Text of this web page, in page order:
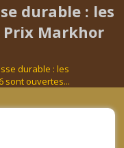
durable : les
Markhor
durable : les
sont ouvertes...